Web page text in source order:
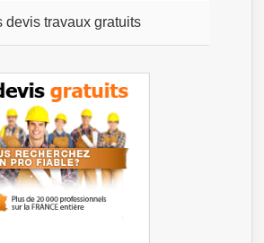
devis travaux gratuits